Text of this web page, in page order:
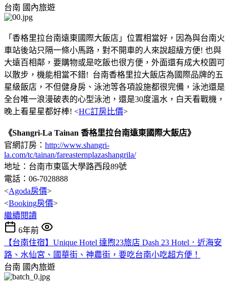
台南 國內旅遊
「香格里拉台南遠東國際大飯店」位置相當好，因為與台南火
車站後站只隔一條小馬路，對不開車的人來說超級方便! 也與
大遠百相鄰，要購物或是吃飯也很方便，外面還有成大校園可
以散步，機能相當不錯! 台南香格里拉大飯店為國際品牌的五
星級飯店，不但健身房、泳池等各項設施都很完備，泳池還是
全台唯一浪漫破表的心型泳池，還是30度溫水，白天看戰機，
晚上看星星都好棒! <HC訂房比價>
《Shangri-La Tainan 香格里拉台南遠東國際大飯店》
官網訂房： http://www.shangri-
la.com/tc/tainan/fareasternplazashangrila/
地址：台南市東區大學路西段89號
電話：06-7028888
<Agoda房價>
<Booking房價>
繼續閱讀
6年前
【台南住宿】Unique Hotel 達煦23旅店 Dash 23 Hotel．近海安
路、水仙宮、國華街、神農街，要吃台南小吃超方便！
台南 國內旅遊